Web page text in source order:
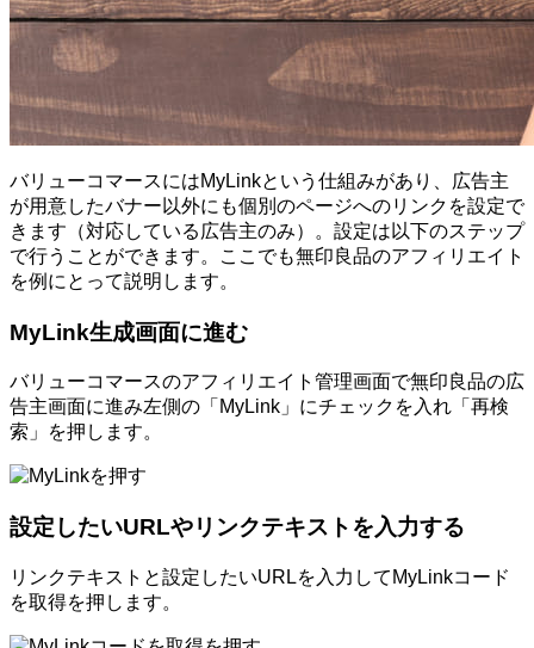
バリューコマースにはMyLinkという仕組みがあり、広告主
が用意したバナー以外にも個別のページへのリンクを設定で
きます（対応している広告主のみ）。設定は以下のステップ
で行うことができます。ここでも無印良品のアフィリエイト
を例にとって説明します。
MyLink生成画面に進む
バリューコマースのアフィリエイト管理画面で無印良品の広
告主画面に進み左側の「MyLink」にチェックを入れ「再検
索」を押します。
設定したいURLやリンクテキストを入力する
リンクテキストと設定したいURLを入力してMyLinkコード
を取得を押します。